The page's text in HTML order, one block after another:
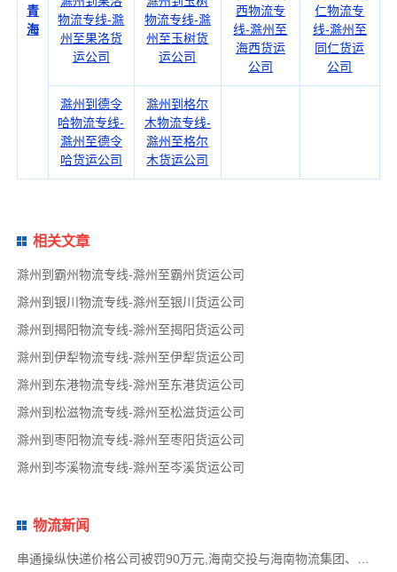
青
海
物流专线-滁
州至果洛货
运公司
物流专线-滁
州至玉树货
运公司
西物流专
线-滁州至
海西货运
公司
仁物流专
线-滁州至
同仁货运
公司
滁州到德令
哈物流专线-
滁州至德令
哈货运公司
滁州到格尔
木物流专线-
滁州至格尔
木货运公司
相关文章
滁州到霸州物流专线-滁州至霸州货运公司
滁州到银川物流专线-滁州至银川货运公司
滁州到揭阳物流专线-滁州至揭阳货运公司
滁州到伊犁物流专线-滁州至伊犁货运公司
滁州到东港物流专线-滁州至东港货运公司
滁州到松滋物流专线-滁州至松滋货运公司
滁州到枣阳物流专线-滁州至枣阳货运公司
滁州到岑溪物流专线-滁州至岑溪货运公司
物流新闻